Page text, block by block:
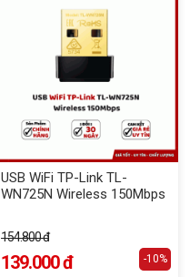
USB WiFi TP-Link TL-
WN725N Wireless 150Mbps
154.800 đ
139.000 đ -10%